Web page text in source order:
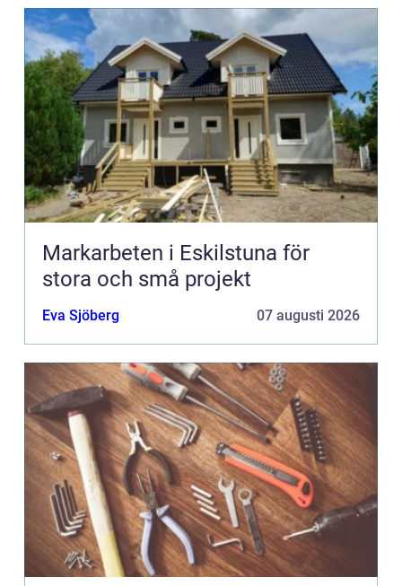
Markarbeten i Eskilstuna för
stora och små projekt
Eva Sjöberg 07 augusti 2026